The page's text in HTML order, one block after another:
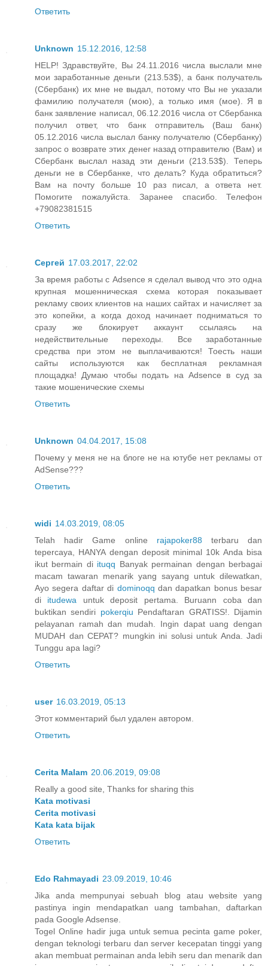
Ответить
Unknown 15.12.2016, 12:58
HELP! Здравствуйте, Вы 24.11.2016 числа выслали мне
мои заработанные деньги (213.53$), а банк получатель
(Сбербанк) их мне не выдал, потому что Вы не указали
фамилию получателя (мою), а только имя (мое). Я в
банк заявление написал, 06.12.2016 числа от Сбербанка
получил ответ, что банк отправитель (Ваш банк)
05.12.2016 числа выслал банку получателю (Сбербанку)
запрос о возврате этих денег назад отправителю (Вам) и
Сбербанк выслал назад эти деньги (213.53$). Теперь
деньги не в Сбербанке, что делать? Куда обратиться?
Вам на почту больше 10 раз писал, а ответа нет.
Помогите пожалуйста. Заранее спасибо. Телефон
+79082381515
Ответить
Сергей 17.03.2017, 22:02
За время работы с Adsence я сделал вывод что это одна
крупная мошенническая схема которая показывает
рекламу своих клиентов на наших сайтах и начисляет за
это копейки, а когда доход начинает подниматься то
сразу же блокирует аккаунт ссылаясь на
недействительные переходы. Все заработанные
средства при этом не выплачиваются! Тоесть наши
сайты используются как бесплатная рекламная
площадка! Думаю чтобы подать на Adsence в суд за
такие мошенические схемы
Ответить
Unknown 04.04.2017, 15:08
Почему у меня не на блоге не на ютубе нет рекламы от
AdSense???
Ответить
widi 14.03.2019, 08:05
Telah hadir Game online rajapoker88 terbaru dan
tepercaya, HANYA dengan deposit minimal 10k Anda bisa
ikut bermain di ituqq Banyak permainan dengan berbagai
macam tawaran menarik yang sayang untuk dilewatkan,
Ayo segera daftar di dominoqq dan dapatkan bonus besar
di itudewa untuk deposit pertama. Buruann coba dan
buktikan sendiri pokerqiu Pendaftaran GRATISS!. Dijamin
pelayanan ramah dan mudah. Ingin dapat uang dengan
MUDAH dan CEPAT? mungkin ini solusi untuk Anda. Jadi
Tunggu apa lagi?
Ответить
user 16.03.2019, 05:13
Этот комментарий был удален автором.
Ответить
Cerita Malam 20.06.2019, 09:08
Really a good site, Thanks for sharing this
Kata motivasi
Cerita motivasi
Kata kata bijak
Ответить
Edo Rahmayadi 23.09.2019, 10:46
Jika anda mempunyai sebuah blog atau website yang
pastinya ingin mendapatkan uang tambahan, daftarkan
pada Google Adsense.
Togel Online hadir juga untuk semua pecinta game poker,
dengan teknologi terbaru dan server kecepatan tinggi yang
akan membuat permainan anda lebih seru dan menarik dan